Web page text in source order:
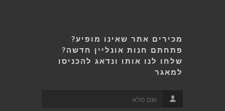
מכירים אתר שאינו מופיע?
פתחתם חנות אונליין חדשה?
שלחו לנו אותו ונדאג להכניסו
למאגר